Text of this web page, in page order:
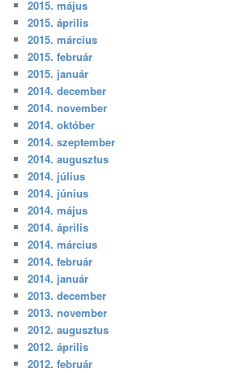
2015. május
2015. április
2015. március
2015. február
2015. január
2014. december
2014. november
2014. október
2014. szeptember
2014. augusztus
2014. július
2014. június
2014. május
2014. április
2014. március
2014. február
2014. január
2013. december
2013. november
2012. augusztus
2012. április
2012. február